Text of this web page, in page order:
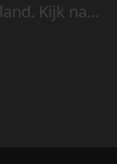
Kijk naar